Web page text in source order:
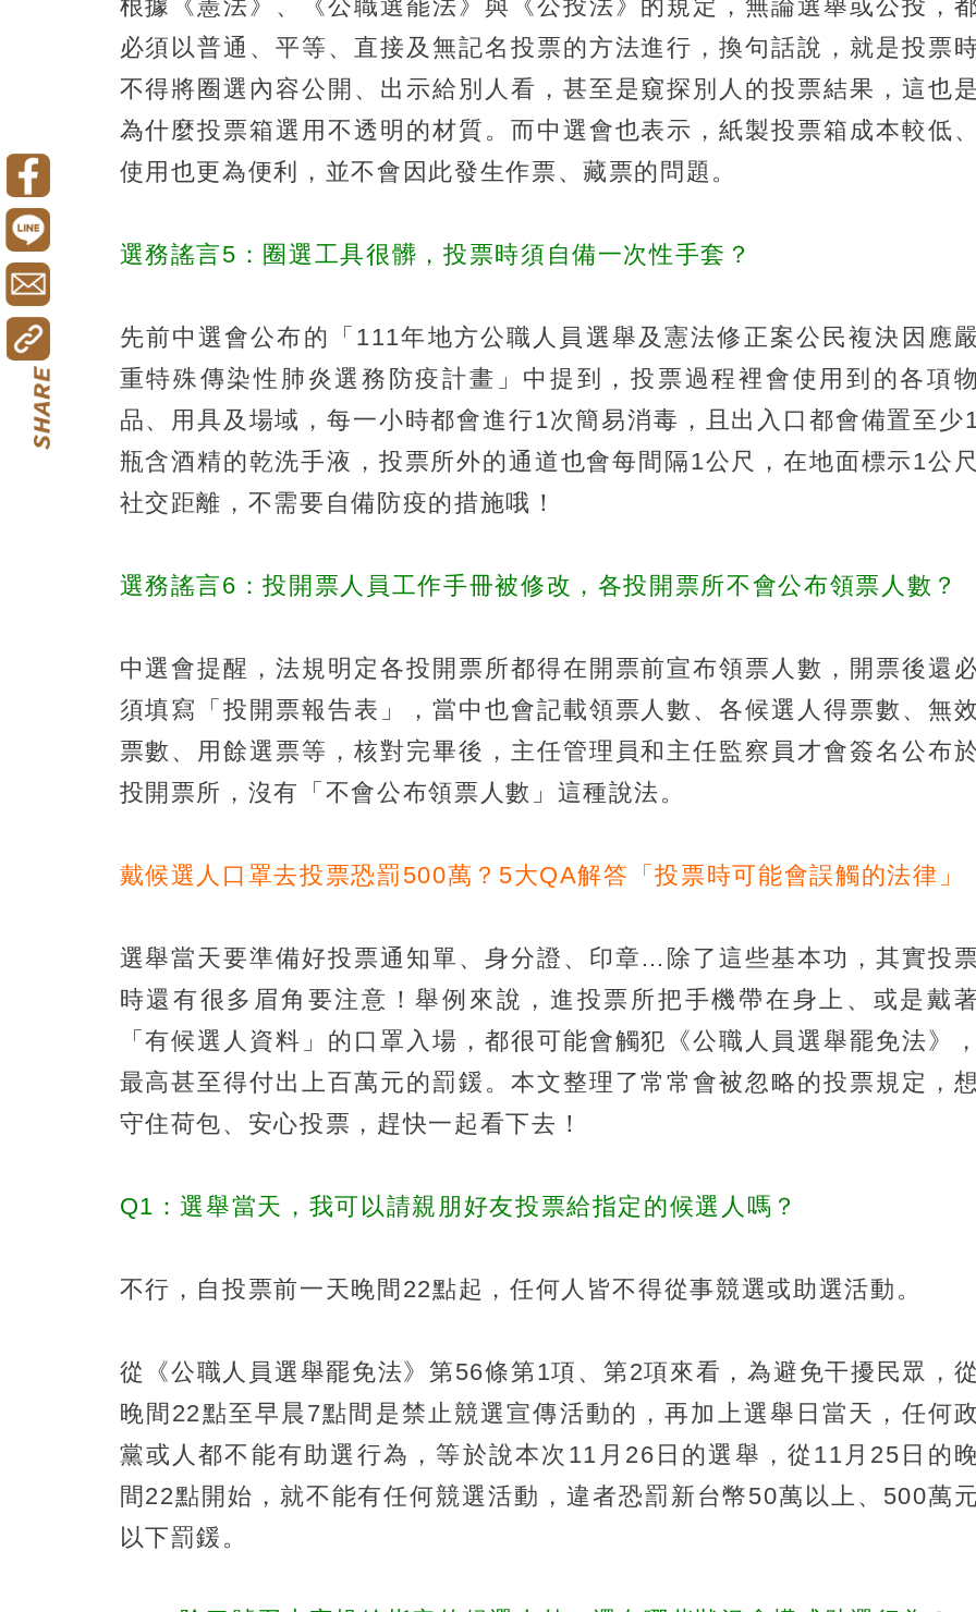
根據《憲法》、《公職選罷法》與《公投法》的規定，無論選舉或公投，
必須以普通、平等、直接及無記名投票的方法進行，換句話說，就是投票
不得將圈選內容公開、出示給別人看，甚至是窺探別人的投票結果，這也是
為什麼投票箱選用不透明的材質。而中選會也表示，紙製投票箱成本較低、
使用也更為便利，並不會因此發生作票、藏票的問題。
選務謠言5：圈選工具很髒，投票時須自備一次性手套？
先前中選會公布的「111年地方公職人員選舉及憲法修正案公民複決因應嚴
重特殊傳染性肺炎選務防疫計畫」中提到，投票過程裡會使用到的各項物
品、用具及場域，每一小時都會進行1次簡易消毒，且出入口都會備置至少1
瓶含酒精的乾洗手液，投票所外的通道也會每間隔1公尺，在地面標示1公尺
社交距離，不需要自備防疫的措施哦！
選務謠言6：投開票人員工作手冊被修改，各投開票所不會公布領票人數？
中選會提醒，法規明定各投開票所都得在開票前宣布領票人數，開票後還
須填寫「投開票報告表」，當中也會記載領票人數、各候選人得票數、無效
票數、用餘選票等，核對完畢後，主任管理員和主任監察員才會簽名公布於
投開票所，沒有「不會公布領票人數」這種說法。
戴候選人口罩去投票恐罰500萬？5大QA解答「投票時可能會誤觸的法律」
選舉當天要準備好投票通知單、身分證、印章…除了這些基本功，其實投票
時還有很多眉角要注意！舉例來說，進投票所把手機帶在身上、或是戴著
「有候選人資料」的口罩入場，都很可能會觸犯《公職人員選舉罷免法》，
最高甚至得付出上百萬元的罰鍰。本文整理了常常會被忽略的投票規定，想
守住荷包、安心投票，趕快一起看下去！
Q1：選舉當天，我可以請親朋好友投票給指定的候選人嗎？
不行，自投票前一天晚間22點起，任何人皆不得從事競選或助選活動 。
從《公職人員選舉罷免法》第56條第1項、第2項來看，為避免干擾民眾，從
晚間22點至早晨7點間是禁止競選宣傳活動的，再加上選舉日當天，任何政
黨或人都不能有助選行為，等於說本次11月26日的選舉，從11月25日的
間22點開始，就不能有任何競選活動，違者恐罰新台幣50萬以上、500萬元
以下罰鍰。